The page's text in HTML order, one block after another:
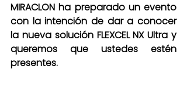
MIRACLON ha preparado un evento
con la intención de dar a conocer
la nueva solución FLEXCEL NX Ultra y
queremos que ustedes estén
presentes.